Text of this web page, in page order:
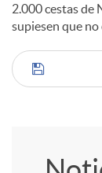
2.000 cestas de
supiesen que no
C